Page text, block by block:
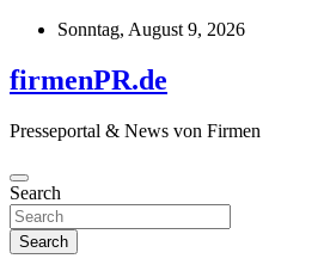
Skip
content
Sonntag, August 9, 2026
firmenPR.de
Presseportal & News von Firmen
Search
Search